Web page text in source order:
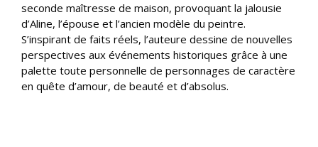
seconde maîtresse de maison, provoquant la jalousie
d’Aline, l’épouse et l’ancien modèle du peintre.
S’inspirant de faits réels, l’auteure dessine de nouvelles
perspectives aux événements historiques grâce à une
palette toute personnelle de personnages de caractère
en quête d’amour, de beauté et d’absolus.